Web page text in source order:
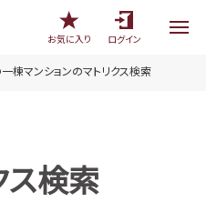
お気に入り
ログイン
棟マンションのマトリクス検索
ス検索